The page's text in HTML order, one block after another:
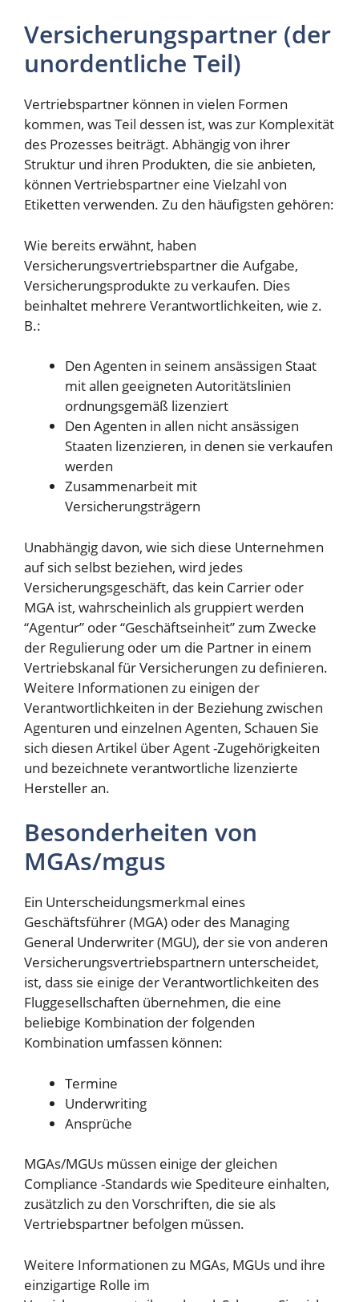
Versicherungspartner (der
unordentliche Teil)
Vertriebspartner können in vielen Formen
kommen, was Teil dessen ist, was zur Komplexität
des Prozesses beiträgt. Abhängig von ihrer
Struktur und ihren Produkten, die sie anbieten,
können Vertriebspartner eine Vielzahl von
Etiketten verwenden. Zu den häufigsten gehören:
Wie bereits erwähnt, haben
Versicherungsvertriebspartner die Aufgabe,
Versicherungsprodukte zu verkaufen. Dies
beinhaltet mehrere Verantwortlichkeiten, wie z.
B.:
Den Agenten in seinem ansässigen Staat
mit allen geeigneten Autoritätslinien
ordnungsgemäß lizenziert
Den Agenten in allen nicht ansässigen
Staaten lizenzieren, in denen sie verkaufen
werden
Zusammenarbeit mit
Versicherungsträgern
Unabhängig davon, wie sich diese Unternehmen
auf sich selbst beziehen, wird jedes
Versicherungsgeschäft, das kein Carrier oder
MGA ist, wahrscheinlich als gruppiert werden
“Agentur” oder “Geschäftseinheit” zum Zwecke
der Regulierung oder um die Partner in einem
Vertriebskanal für Versicherungen zu definieren.
Weitere Informationen zu einigen der
Verantwortlichkeiten in der Beziehung zwischen
Agenturen und einzelnen Agenten, Schauen Sie
sich diesen Artikel über Agent -Zugehörigkeiten
und bezeichnete verantwortliche lizenzierte
Hersteller an.
Besonderheiten von
MGAs/mgus
Ein Unterscheidungsmerkmal eines
Geschäftsführer (MGA) oder des Managing
General Underwriter (MGU), der sie von anderen
Versicherungsvertriebspartnern unterscheidet,
ist, dass sie einige der Verantwortlichkeiten des
Fluggesellschaften übernehmen, die eine
beliebige Kombination der folgenden
Kombination umfassen können:
Termine
Underwriting
Ansprüche
MGAs/MGUs müssen einige der gleichen
Compliance -Standards wie Spediteure einhalten,
zusätzlich zu den Vorschriften, die sie als
Vertriebspartner befolgen müssen.
Weitere Informationen zu MGAs, MGUs und ihre
einzigartige Rolle im